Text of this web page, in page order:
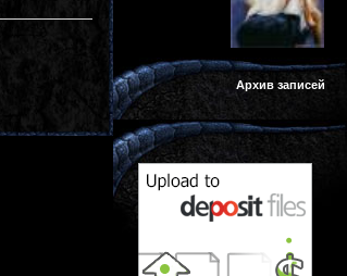
Архив записей